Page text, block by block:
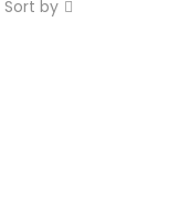
Sort by